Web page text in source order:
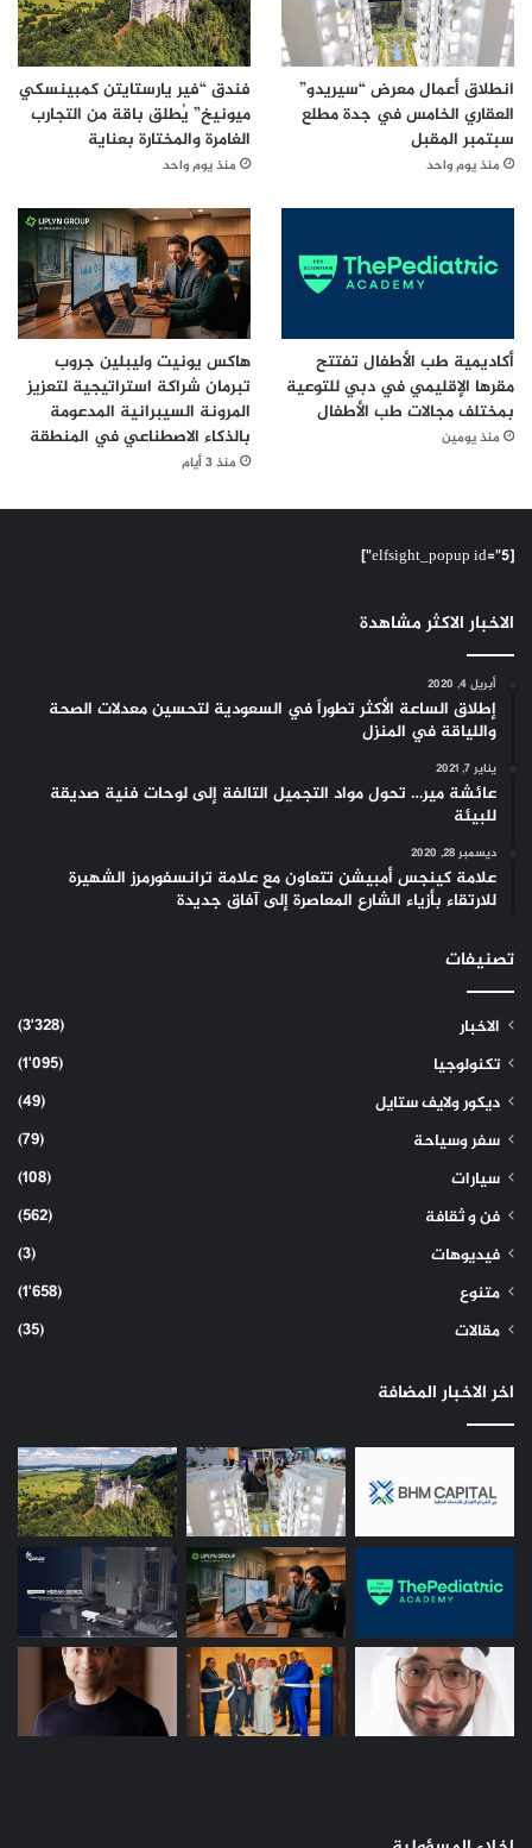
انطلاق أعمال معرض “سيريدو”
العقاري الخامس في جدة مطلع
سبتمبر المقبل
منذ يوم واحد
فندق “فير يارستايتن كمبينسكي
ميونيخ” يُطلق باقة من التجارب
الغامرة والمختارة بعناية
منذ يوم واحد
أكاديمية طب الأطفال تفتتح
مقرها الإقليمي في دبي للتوعية
بمختلف مجالات طب الأطفال
منذ يومين
هاكس يونيت وليبلين جروب
تبرمان شراكة استراتيجية لتعزيز
المرونة السيبرانية المدعومة
بالذكاء الاصطناعي في المنطقة
منذ 3 أيام
[elfsight_popup id="5"]
الاخبار الاكثر مشاهدة
أبريل 4, 2020
إطلاق الساعة الأكثر تطوراً في السعودية لتحسين معدلات الصحة
واللياقة في المنزل
يناير 7, 2021
عائشة مير… تحول مواد التجميل التالفة إلى لوحات فنية صديقة
للبيئة
ديسمبر 28, 2020
علامة كينجس أمبيشن تتعاون مع علامة ترانسفورمرز الشهيرة
للارتقاء بأزياء الشارع المعاصرة إلى آفاق جديدة
تصنيفات
الاخبار
(3٬328)
تكنولوجيا
(1٬095)
ديكور ولايف ستايل
(49)
سفر وسياحة
(79)
سيارات
(108)
فن و ثقافة
(562)
فيديوهات
(3)
متنوع
(1٬658)
مقالات
(35)
اخر الاخبار المضافة